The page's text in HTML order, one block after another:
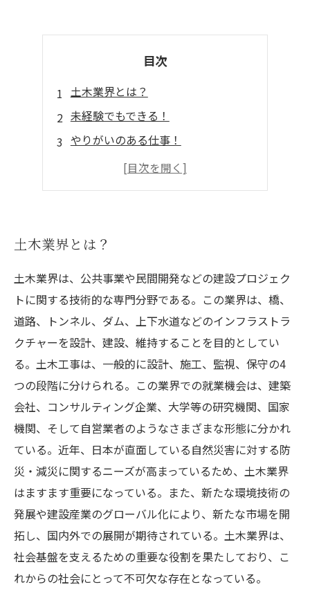
目次
土木業界とは？
未経験でもできる！
やりがいのある仕事！
将来性が高い！
土木業界で働くメリット
土木業界とは？
土木業界は、公共事業や民間開発などの建設プロジェク
トに関する技術的な専門分野である。この業界は、橋、
道路、トンネル、ダム、上下水道などのインフラストラ
クチャーを設計、建設、維持することを目的としてい
る。土木工事は、一般的に設計、施工、監視、保守の4
つの段階に分けられる。この業界での就業機会は、建築
会社、コンサルティング企業、大学等の研究機関、国家
機関、そして自営業者のようなさまざまな形態に分かれ
ている。近年、日本が直面している自然災害に対する防
災・減災に関するニーズが高まっているため、土木業界
はますます重要になっている。また、新たな環境技術の
発展や建設産業のグローバル化により、新たな市場を開
拓し、国内外での展開が期待されている。土木業界は、
社会基盤を支えるための重要な役割を果たしており、こ
れからの社会にとって不可欠な存在となっている。